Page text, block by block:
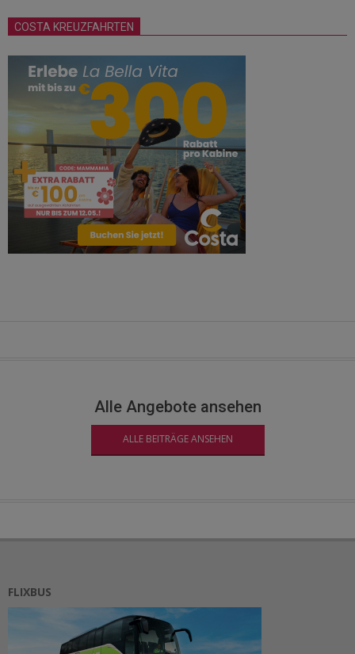
COSTA KREUZFAHRTEN
Alle Angebote ansehen
ALLE BEITRÄGE ANSEHEN
FLIXBUS